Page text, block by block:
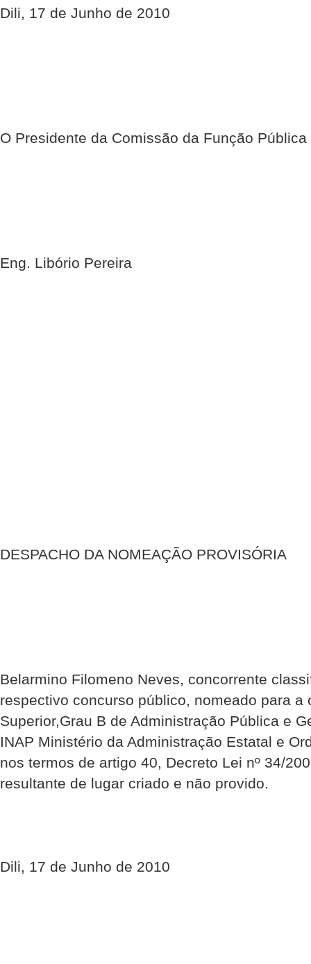
Dili, 17 de Junho de 2010
O Presidente da Comissão da Função Pública
Eng. Libório Pereira
DESPACHO DA NOMEAÇÃO PROVISÓRIA
Belarmino Filomeno Neves, concorrente
respectivo concurso público, nomeado para a
Superior,Grau B de Administração Pública e
INAP Ministério da Administração Estatal e
nos termos de artigo 40, Decreto Lei nº 34/
resultante de lugar criado e não provido.
Dili, 17 de Junho de 2010